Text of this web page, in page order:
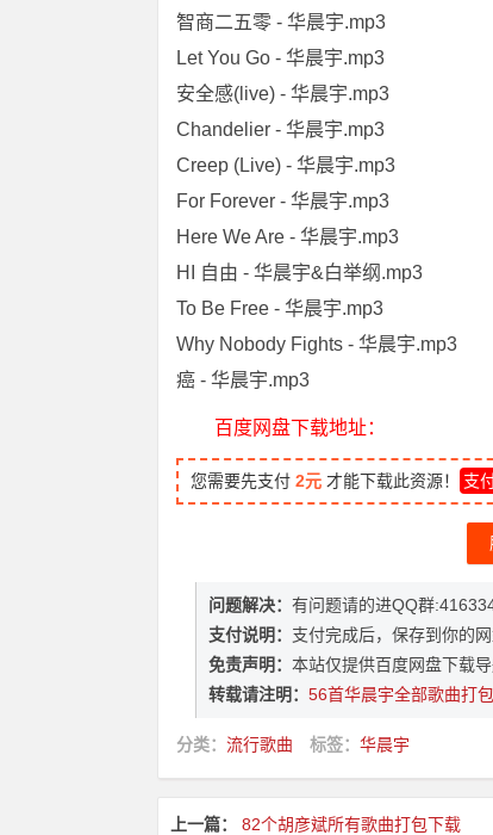
智商二五零 - 华晨宇.mp3
Let You Go - 华晨宇.mp3
安全感(live) - 华晨宇.mp3
Chandelier - 华晨宇.mp3
Creep (Live) - 华晨宇.mp3
For Forever - 华晨宇.mp3
Here We Are - 华晨宇.mp3
HI 自由 - 华晨宇&白举纲.mp3
To Be Free - 华晨宇.mp3
Why Nobody Fights - 华晨宇.mp3
癌 - 华晨宇.mp3
百度网盘下载地址：
您需要先支付 2元 才能下载此资源！ 支
问题解决：有问题请的进QQ群
支付说明： 支付完成后，保存到你的
免责声明：本站仅提供百度网盘下载
转载请注明：56首华晨宇全部歌曲打
分类： 流行歌曲 标签： 华晨宇
上一篇：
82个胡彦斌所有歌曲打包下载